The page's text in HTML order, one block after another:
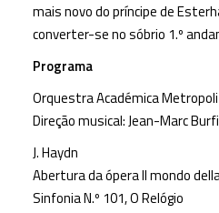
mais novo do príncipe de
converter-se no sóbrio 1.º
Programa
Orquestra Académica
Direção musical: Jean-Marc
J. Haydn
Abertura da ópera Il mondo
Sinfonia N.º 101, O Relógio